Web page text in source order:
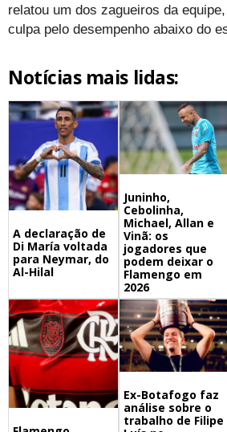
relatou um dos zagueiros da
culpa pelo desempenho abaixo do
Notícias mais lidas:
A declaração de
Di María voltada
para Neymar, do
Al-Hilal
Juninho,
Cebolinha,
Michael, Allan e
Vinã: os
jogadores que
podem deixar o
Flamengo em
2026
Ex-Botafogo faz
análise sobre o
trabalho de Filipe